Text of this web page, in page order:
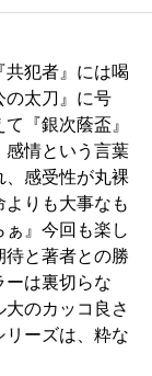
共犯者』には喝
の太刀』に号
『銀次蔭盃』
感情という言葉
、感受性が丸裸
りも大事なも
』今回も楽し
待と著者との勝
ーは裏切らな
のカッコ良さ
リーズは、粋な